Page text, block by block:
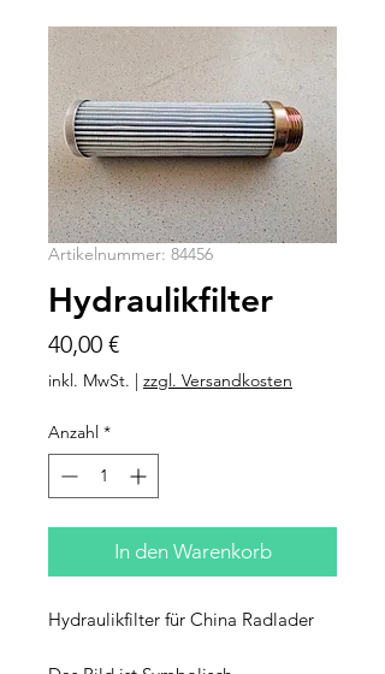
Artikelnummer: 84456
Hydraulikfilter
40,00 €Preis
inkl. MwSt. | zzgl. Versandkosten
Anzahl *
In den Warenkorb
Hydraulikfilter für China Radlader